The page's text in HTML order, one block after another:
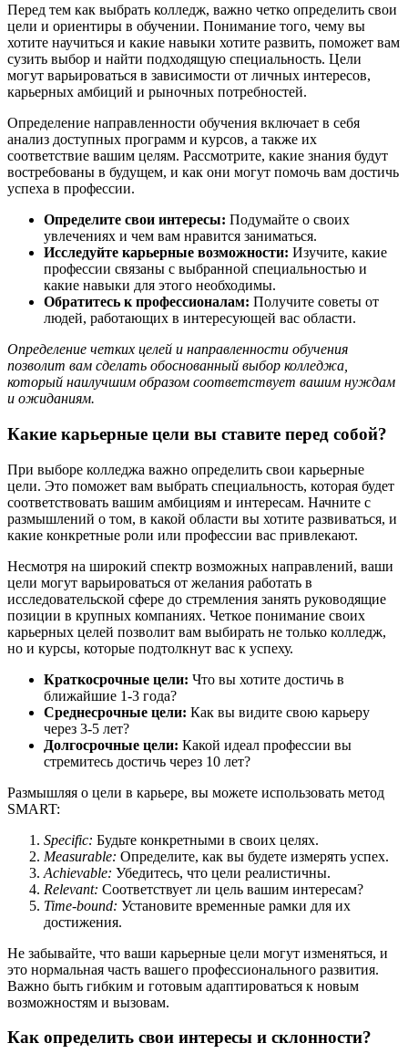
Перед тем как выбрать колледж, важно четко определить свои
цели и ориентиры в обучении. Понимание того, чему вы
хотите научиться и какие навыки хотите развить, поможет вам
сузить выбор и найти подходящую специальность. Цели
могут варьироваться в зависимости от личных интересов,
карьерных амбиций и рыночных потребностей.
Определение направленности обучения включает в себя
анализ доступных программ и курсов, а также их
соответствие вашим целям. Рассмотрите, какие знания будут
востребованы в будущем, и как они могут помочь вам достичь
успеха в профессии.
Определите свои интересы: Подумайте о своих
увлечениях и чем вам нравится заниматься.
Исследуйте карьерные возможности: Изучите, какие
профессии связаны с выбранной специальностью и
какие навыки для этого необходимы.
Обратитесь к профессионалам: Получите советы от
людей, работающих в интересующей вас области.
Определение четких целей и направленности обучения
позволит вам сделать обоснованный выбор колледжа,
который наилучшим образом соответствует вашим нуждам
и ожиданиям.
Какие карьерные цели вы ставите перед собой?
При выборе колледжа важно определить свои карьерные
цели. Это поможет вам выбрать специальность, которая будет
соответствовать вашим амбициям и интересам. Начните с
размышлений о том, в какой области вы хотите развиваться, и
какие конкретные роли или профессии вас привлекают.
Несмотря на широкий спектр возможных направлений, ваши
цели могут варьироваться от желания работать в
исследовательской сфере до стремления занять руководящие
позиции в крупных компаниях. Четкое понимание своих
карьерных целей позволит вам выбирать не только колледж,
но и курсы, которые подтолкнут вас к успеху.
Краткосрочные цели: Что вы хотите достичь в
ближайшие 1-3 года?
Среднесрочные цели: Как вы видите свою карьеру
через 3-5 лет?
Долгосрочные цели: Какой идеал профессии вы
стремитесь достичь через 10 лет?
Размышляя о цели в карьере, вы можете использовать метод
SMART:
Specific: Будьте конкретными в своих целях.
Measurable: Определите, как вы будете измерять успех.
Achievable: Убедитесь, что цели реалистичны.
Relevant: Соответствует ли цель вашим интересам?
Time-bound: Установите временные рамки для их
достижения.
Не забывайте, что ваши карьерные цели могут изменяться, и
это нормальная часть вашего профессионального развития.
Важно быть гибким и готовым адаптироваться к новым
возможностям и вызовам.
Как определить свои интересы и склонности?